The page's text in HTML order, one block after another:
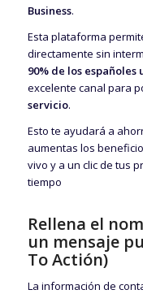
Business.
Esta plataforma
directamente sin
90% de los españoles
excelente canal para
servicio.
Esto te ayudará a
aumentas los
vivo y a un clic de tus
tiempo
Rellena el
un mensaje
To Actión)
La información de